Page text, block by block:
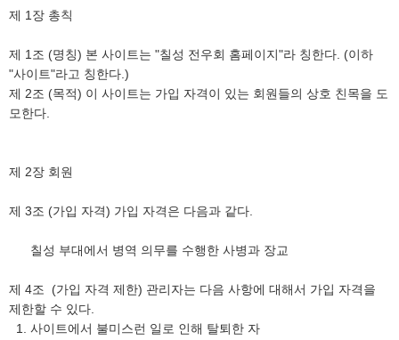
제 1장 총칙
제 1조 (명칭) 본 사이트는 "칠성 전우회 홈페이지"라 칭한다. (이하
"사이트"라고 칭한다.)
제 2조 (목적) 이 사이트는 가입 자격이 있는 회원들의 상호 친목을 도
모한다.
제 2장 회원
제 3조 (가입 자격) 가입 자격은 다음과 같다.
칠성 부대에서 병역 의무를 수행한 사병과 장교
제 4조 (가입 자격 제한) 관리자는 다음 사항에 대해서 가입 자격을
제한할 수 있다.
1. 사이트에서 불미스런 일로 인해 탈퇴한 자